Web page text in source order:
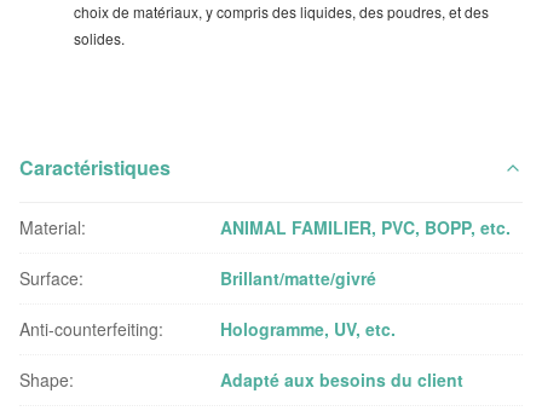
choix de matériaux, y compris des liquides, des poudres, et des
solides.
Caractéristiques
Material: ANIMAL FAMILIER, PVC, BOPP, etc.
Surface: Brillant/matte/givré
Anti-counterfeiting: Hologramme, UV, etc.
Shape: Adapté aux besoins du client